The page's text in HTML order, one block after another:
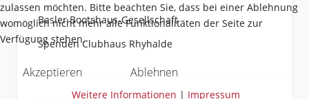
Basler Bootshaus-Gesellschaft
Spenden Clubhaus Rhyhalde
zulassen möchten. Bitte beachten Sie, dass bei einer Ablehnung
womöglich nicht mehr alle Funktionalitäten der Seite zur
Verfügung stehen.
Akzeptieren Ablehnen
Weitere Informationen | Impressum